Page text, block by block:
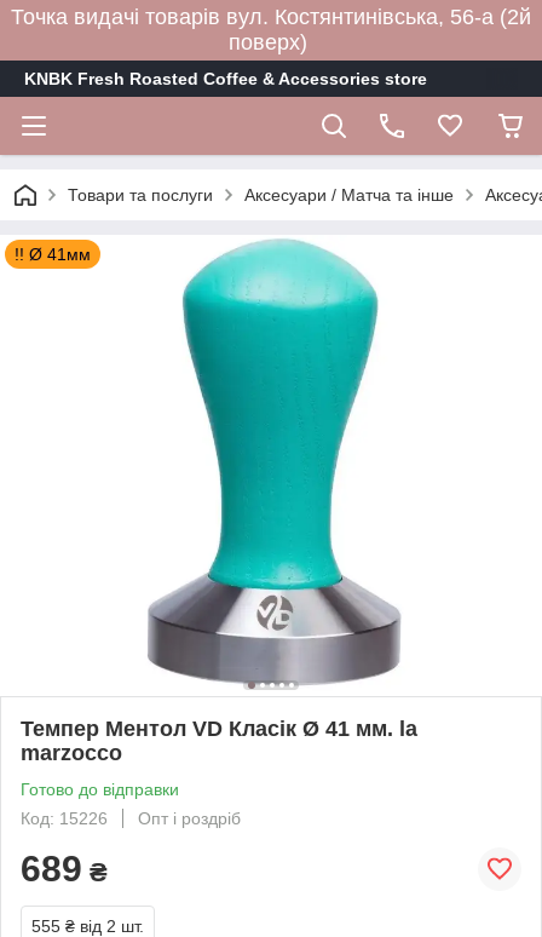
Точка видачі товарів вул. Костянтинівська, 56-а (2й
поверх)
KNBK Fresh Roasted Coffee & Accessories store
Товари та послуги Аксесуари / Матча та інше
!! Ø 41мм
Темпер Ментол VD Класік Ø 41 мм. la
marzocco
Готово до відправки
Код: 15226
Опт і роздріб
689 ₴
555 ₴ від 2 шт.